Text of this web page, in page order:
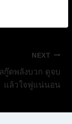
NEXT
กู๊ดพลังบวก ดูจบ
แล้วใจฟูแน่นอน